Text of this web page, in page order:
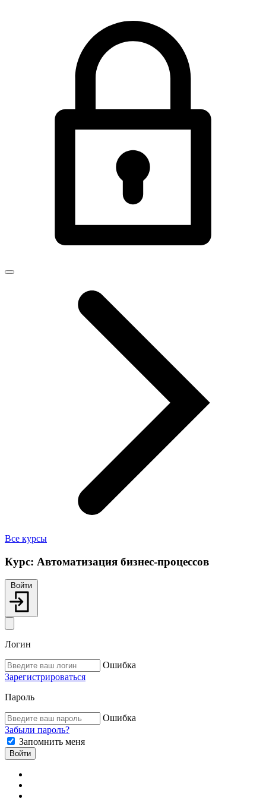
Все курсы
Курс: Автоматизация бизнес-процессов
Войти
Логин
Ошибка
Зарегистрироваться
Пароль
Ошибка
Забыли пароль?
Запомнить меня
Войти